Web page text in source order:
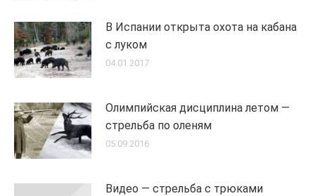
В Испании открыта охота на кабана
с луком
04.01.2017
Олимпийская дисциплина летом —
стрельба по оленям
05.09.2016
Видео — стрельба с трюками